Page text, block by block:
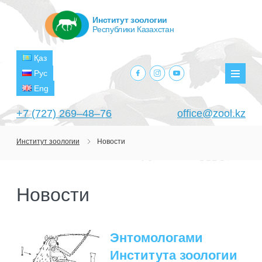
+7 (727) 269‒48‒76 office@zool.kz
Қаз
Рус
Eng
facebook.com
instagram.com
youtube.com
Институт зоологии
Республики Казахстан
ЦЕЛИ И ЗАДАЧИ
СТРУКТУРА
ЛАБОРАТОРИИ
ЛАБОРАТОРИЯ ТЕРИОЛОГИИ
НАУЧНО-ИССЛЕДОВАТЕЛЬСКИЕ
ПРОЕКТЫ
ТЕКУЩИЕ ПРОЕКТЫ
Институт зоологии Новости
Новости
Энтомологами
Института зоологии